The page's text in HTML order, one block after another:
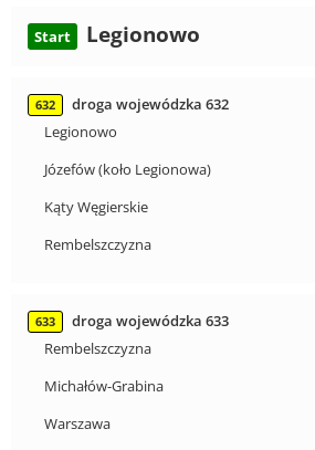
Start Legionowo
632
droga wojewódzka 632
Legionowo
Józefów (koło Legionowa)
Kąty Węgierskie
Rembelszczyzna
633
droga wojewódzka 633
Rembelszczyzna
Michałów-Grabina
Warszawa